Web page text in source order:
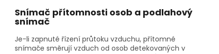
Snímač přítomnosti osob a podlahový
snímač
Je-li zapnuté řízení průtoku vzduchu, přítomné
snímače směrují vzduch od osob detekovaných v